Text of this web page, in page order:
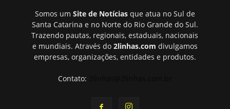
Somos um Site de Notíciasque atua no Sul de
Santa Catarina e no Norte do Rio Grande do Sul.
Trazendo pautas, regionais, estaduais, nacionais
e mundiais. Através do 2linhas.com divulgamos
empresas, organizações, entidades e produtos.
Contato: